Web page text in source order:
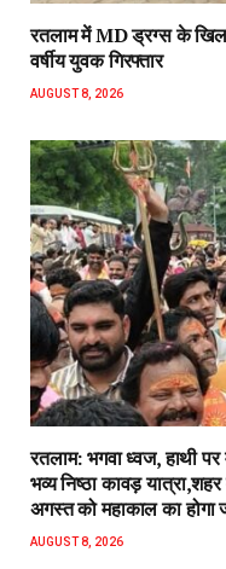
रतलाम में MD ड्रग्स के
वर्षीय युवक गिरफ्तार
AUGUST 8, 2026
रतलाम: भगवा ध्वज, हाथी
भव्य निष्ठा कावड़
अगस्त को महाकाल का होगा
AUGUST 8, 2026